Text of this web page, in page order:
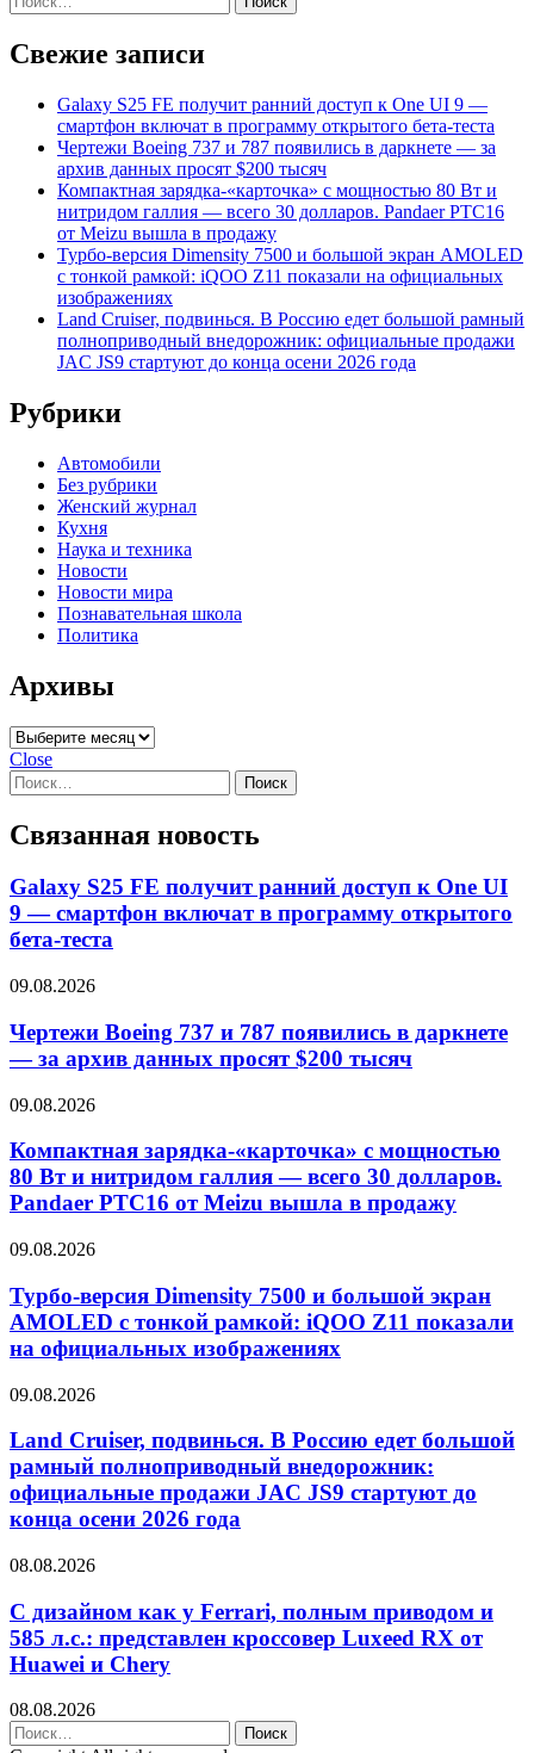
Свежие записи
Galaxy S25 FE получит ранний доступ к One UI 9 —
смартфон включат в программу открытого бета-теста
Чертежи Boeing 737 и 787 появились в даркнете — за
архив данных просят $200 тысяч
Компактная зарядка-«карточка» с мощностью 80 Вт и
нитридом галлия — всего 30 долларов. Pandaer PTC16
от Meizu вышла в продажу
Турбо-версия Dimensity 7500 и большой экран AMOLED
с тонкой рамкой: iQOO Z11 показали на официальных
изображениях
Land Cruiser, подвинься. В Россию едет большой рамный
полноприводный внедорожник: официальные продажи
JAC JS9 стартуют до конца осени 2026 года
Рубрики
Автомобили
Без рубрики
Женский журнал
Кухня
Наука и техника
Новости
Новости мира
Познавательная школа
Политика
Архивы
Архивы
Close
Найти:
Связанная новость
Galaxy S25 FE получит ранний доступ к One UI
9 — смартфон включат в программу открытого
бета-теста
09.08.2026
Чертежи Boeing 737 и 787 появились в даркнете
— за архив данных просят $200 тысяч
09.08.2026
Компактная зарядка-«карточка» с мощностью
80 Вт и нитридом галлия — всего 30 долларов.
Pandaer PTC16 от Meizu вышла в продажу
09.08.2026
Турбо-версия Dimensity 7500 и большой экран
AMOLED с тонкой рамкой: iQOO Z11 показали
на официальных изображениях
09.08.2026
Land Cruiser, подвинься. В Россию едет большой
рамный полноприводный внедорожник:
официальные продажи JAC JS9 стартуют до
конца осени 2026 года
08.08.2026
С дизайном как у Ferrari, полным приводом и
585 л.с.: представлен кроссовер Luxeed RX от
Huawei и Chery
08.08.2026
Найти: